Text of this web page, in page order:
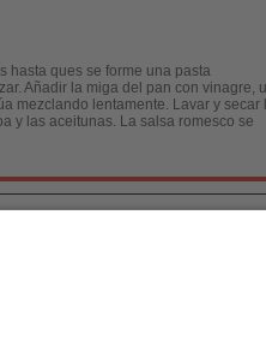
hasta ques se forme una pasta
Añadir la miga del pan con vinagre,
mezclando lentamente. Lavar y secar
y las aceitunas. La salsa romesco se